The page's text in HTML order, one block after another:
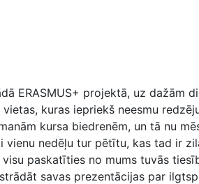
ERASMUS+ projektā, uz dažām
kuras iepriekš neesmu
kursa biedrenēm, un tā nu
vienu nedēļu tur pētītu, kas tad ir
paskatīties no mums tuvās
savas prezentācijas par